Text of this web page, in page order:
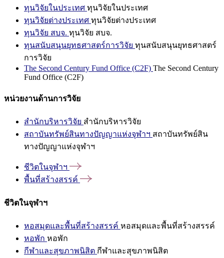
ทุนวิจัยในประเทศ ทุนวิจัยในประเทศ
ทุนวิจัยต่างประเทศ ทุนวิจัยต่างประเทศ
ทุนวิจัย สบจ. ทุนวิจัย สบจ.
ทุนสนับสนุนยุทธศาสตร์การวิจัย ทุนสนับสนุนยุทธศาสตร์
การวิจัย
The Second Century Fund Office (C2F) The Second Century
Fund Office (C2F)
หน่วยงานด้านการวิจัย
สำนักบริหารวิจัย สำนักบริหารวิจัย
สถาบันทรัพย์สินทางปัญญาแห่งจุฬาฯ สถาบันทรัพย์สิน
ทางปัญญาแห่งจุฬาฯ
ชีวิตในจุฬาฯ
พื้นที่สร้างสรรค์
ชีวิตในจุฬาฯ
หอสมุดและพื้นที่สร้างสรรค์ หอสมุดและพื้นที่สร้างสรรค์
หอพัก หอพัก
กีฬาและสุขภาพนิสิต กีฬาและสุขภาพนิสิต